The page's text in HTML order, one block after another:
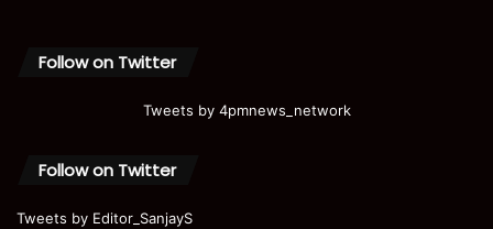
Follow on Twitter
Tweets by 4pmnews_network
Follow on Twitter
Tweets by Editor_SanjayS